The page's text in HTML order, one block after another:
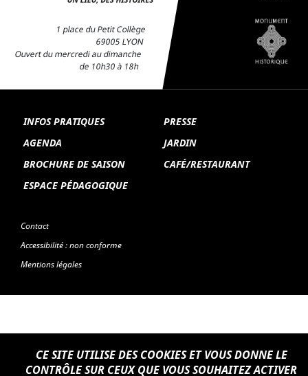
Patrimoine et moi - école Les Tables Claudiennes 2018/2019
1 place du Petit Collège
69005 LYON
Ouvert du mercredi au dimanche
de 10h30 à 18h
INFOS PRATIQUES
AGENDA
BROCHURE DE SAISON
ESPACE PÉDAGOGIQUE
PRESSE
JARDIN
CAFÉ/RESTAURANT
Contact
Accessibilité : non conforme
Mentions légales
CE SITE UTILISE DES COOKIES ET VOUS DONNE LE
CONTRÔLE SUR CEUX QUE VOUS SOUHAITEZ ACTIVER